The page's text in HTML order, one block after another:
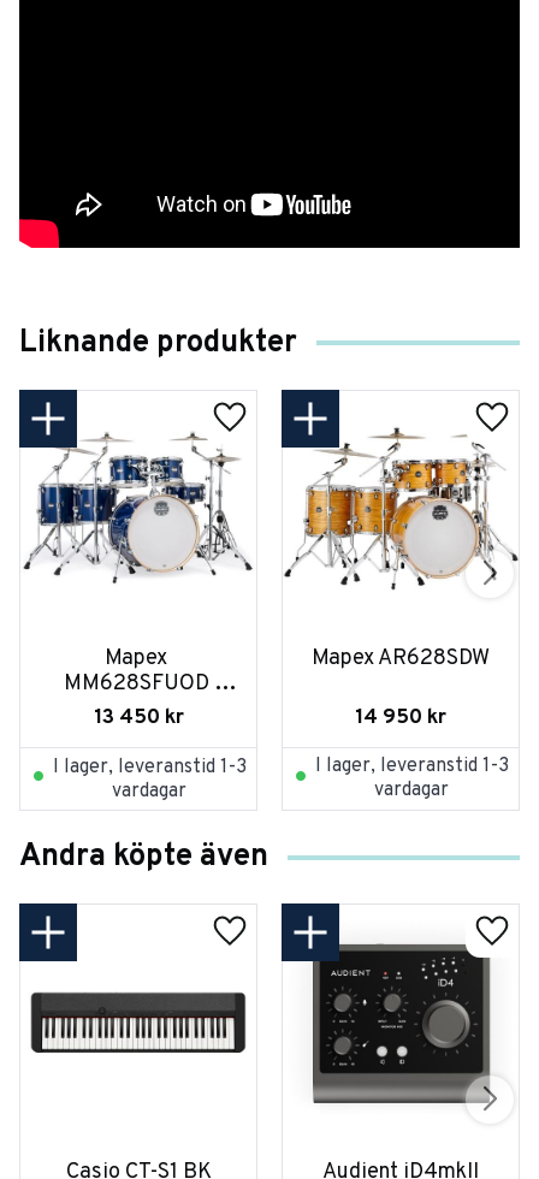
Liknande produkter
Mapex
MM628SFUOD
Midnight Blue
13 450 kr
I lager, leveranstid 1-3
vardagar
Mapex AR628SDW
14 950 kr
I lager, leveranstid 1-3
vardagar
Andra köpte även
Casio CT-S1 BK Audient iD4mkII